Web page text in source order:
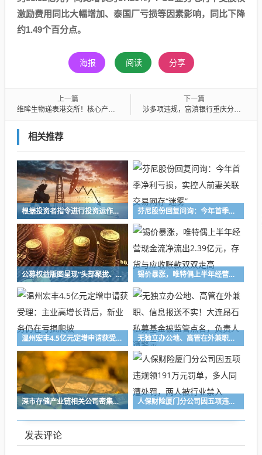
激励费用同比大幅增加、泰国厂亏损等因素影响，同比下降
约1.49个百分点。
海报 阅读 分享
上一篇
维眸生物递表港交所！核心产品尚未商业生产，收入主要靠政府补助，巨额研发何时见效？
下一篇
涉多项违规，富滇银行重庆分行被罚180万元，该行去年因股东失联、股权流拍而名噪一时
相关推荐
根据投资者指令进行投资运作！长兴万乘私募及时任副总经理收警示函 芬尼股份回复问询：今年首季净利亏损，实控人前妻关联交易网存“迷雾”
公募权益版图呈现“头部聚拢、中小深耕”格局 百亿级主动权益基金扩容至72只，16家公募主动权益规模突破千亿元 锡价暴涨，唯特偶上半年经营现金流净流出2.39亿元，存货与应收账款双双走高
温州宏丰4.5亿元定增申请获受理：主业高增长背后，新业务仍在亏损爬坡 无独立办公地、高管在外兼职、信息报送不实！大连昂石私募基金被监管点名，负责人遭警示
深市存储产业链相关公司密集释放积极信号，业界看好行业高景气度持续性 人保财险厦门分公司因五项违规领191万元罚单，多人同遭处罚，两人被行业禁入
发表评论